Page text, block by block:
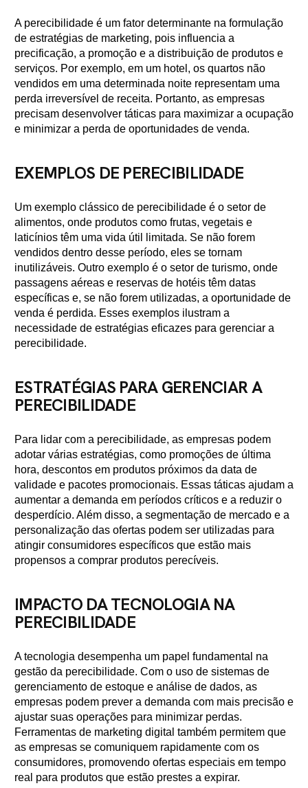
A perecibilidade é um fator determinante na formulação
de estratégias de marketing, pois influencia a
precificação, a promoção e a distribuição de produtos e
serviços. Por exemplo, em um hotel, os quartos não
vendidos em uma determinada noite representam uma
perda irreversível de receita. Portanto, as empresas
precisam desenvolver táticas para maximizar a ocupação
e minimizar a perda de oportunidades de venda.
EXEMPLOS DE PERECIBILIDADE
Um exemplo clássico de perecibilidade é o setor de
alimentos, onde produtos como frutas, vegetais e
laticínios têm uma vida útil limitada. Se não forem
vendidos dentro desse período, eles se tornam
inutilizáveis. Outro exemplo é o setor de turismo, onde
passagens aéreas e reservas de hotéis têm datas
específicas e, se não forem utilizadas, a oportunidade de
venda é perdida. Esses exemplos ilustram a
necessidade de estratégias eficazes para gerenciar a
perecibilidade.
ESTRATÉGIAS PARA GERENCIAR A
PERECIBILIDADE
Para lidar com a perecibilidade, as empresas podem
adotar várias estratégias, como promoções de última
hora, descontos em produtos próximos da data de
validade e pacotes promocionais. Essas táticas ajudam a
aumentar a demanda em períodos críticos e a reduzir o
desperdício. Além disso, a segmentação de mercado e a
personalização das ofertas podem ser utilizadas para
atingir consumidores específicos que estão mais
propensos a comprar produtos perecíveis.
IMPACTO DA TECNOLOGIA NA
PERECIBILIDADE
A tecnologia desempenha um papel fundamental na
gestão da perecibilidade. Com o uso de sistemas de
gerenciamento de estoque e análise de dados, as
empresas podem prever a demanda com mais precisão e
ajustar suas operações para minimizar perdas.
Ferramentas de marketing digital também permitem que
as empresas se comuniquem rapidamente com os
consumidores, promovendo ofertas especiais em tempo
real para produtos que estão prestes a expirar.